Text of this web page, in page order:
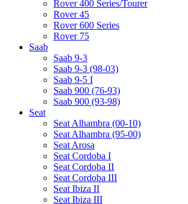
Rover 400 Series/Tourer
Rover 45
Rover 600 Series
Rover 75
Saab
Saab 9-3
Saab 9-3 (98-03)
Saab 9-5 I
Saab 900 (76-93)
Saab 900 (93-98)
Seat
Seat Alhambra (00-10)
Seat Alhambra (95-00)
Seat Arosa
Seat Cordoba I
Seat Cordoba II
Seat Cordoba III
Seat Ibiza II
Seat Ibiza III